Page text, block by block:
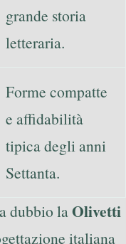
grande storia
letteraria.
Forme compatte
e affidabilità
tipica degli anni
Settanta.
dubbio laOlivetti
italiana